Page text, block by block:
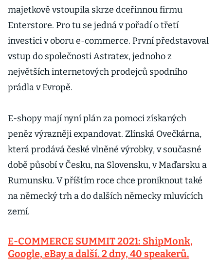
majetkově vstoupila skrze dceřinnou firmu
Enterstore. Pro tu se jedná v pořadí o třetí
investici v oboru e-commerce. První představoval
vstup do společnosti Astratex, jednoho z
největších internetových prodejců spodního
prádla v Evropě.
E-shopy mají nyní plán za pomoci získaných
peněz výrazněji expandovat. Zlínská Ovečkárna,
která prodává české vlněné výrobky, v současné
době působí v Česku, na Slovensku, v Maďarsku a
Rumunsku. V příštím roce chce proniknout také
na německý trh a do dalších německy mluvících
zemí.
E-COMMERCE SUMMIT 2021: ShipMonk,
Google, eBay a další. 2 dny, 40 speakerů.